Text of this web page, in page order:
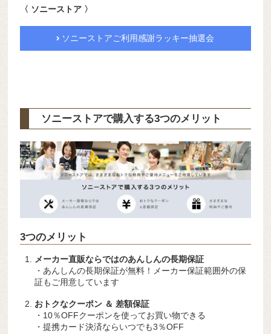
〈 ソニーストア 〉
ソニーストアご利用感謝ラッキー抽選会
ソニーストアで購入する3つのメリット
3つのメリット
メーカー直販ならではのあんしんの長期保証
・あんしんの長期保証が無料！メーカー保証範囲外の保
証もご用意しています
おトクなクーポン ＆ 差額保証
・10％OFFクーポンを使ってお買い物できる
・提携カード決済ならいつでも3％OFF